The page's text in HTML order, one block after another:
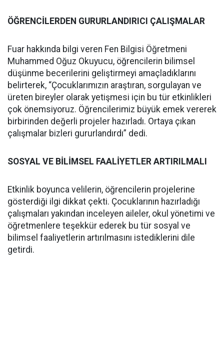
ÖĞRENCİLERDEN GURURLANDIRICI ÇALIŞMALAR
Fuar hakkında bilgi veren Fen Bilgisi Öğretmeni
Muhammed Oğuz Okuyucu, öğrencilerin bilimsel
düşünme becerilerini geliştirmeyi amaçladıklarını
belirterek, “Çocuklarımızın araştıran, sorgulayan ve
üreten bireyler olarak yetişmesi için bu tür etkinlikleri
çok önemsiyoruz. Öğrencilerimiz büyük emek vererek
birbirinden değerli projeler hazırladı. Ortaya çıkan
çalışmalar bizleri gururlandırdı” dedi.
SOSYAL VE BİLİMSEL FAALİYETLER ARTIRILMALI
Etkinlik boyunca velilerin, öğrencilerin projelerine
gösterdiği ilgi dikkat çekti. Çocuklarının hazırladığı
çalışmaları yakından inceleyen aileler, okul yönetimi ve
öğretmenlere teşekkür ederek bu tür sosyal ve
bilimsel faaliyetlerin artırılmasını istediklerini dile
getirdi.